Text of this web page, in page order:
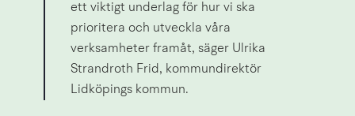
ett viktigt underlag för hur vi ska
prioritera och utveckla våra
verksamheter framåt, säger Ulrika
Strandroth Frid, kommundirektör
Lidköpings kommun.